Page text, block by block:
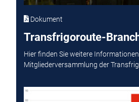
Dokument
Transfrigoroute-
Hier finden Sie weitere
Mitgliederversammlung der